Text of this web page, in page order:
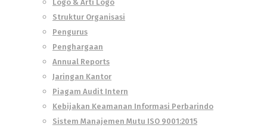
Logo & Arti Logo
Struktur Organisasi
Pengurus
Penghargaan
Annual Reports
Jaringan Kantor
Piagam Audit Intern
Kebijakan Keamanan Informasi Perbarindo
Sistem Manajemen Mutu ISO 9001:2015